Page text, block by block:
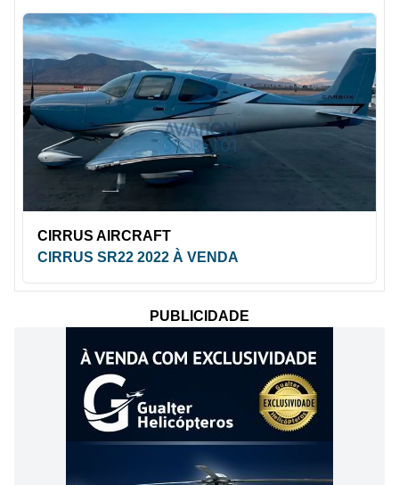
CIRRUS AIRCRAFT
CIRRUS SR22 2022 À VENDA
PUBLICIDADE